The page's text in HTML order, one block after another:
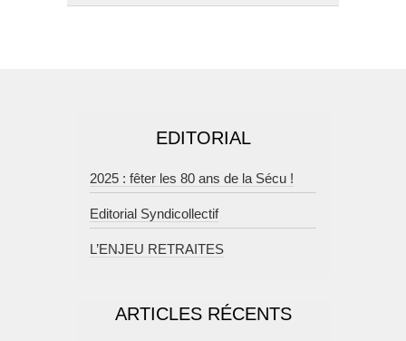
EDITORIAL
2025 : fêter les 80 ans de la Sécu !
Editorial Syndicollectif
L’ENJEU RETRAITES
ARTICLES RÉCENTS